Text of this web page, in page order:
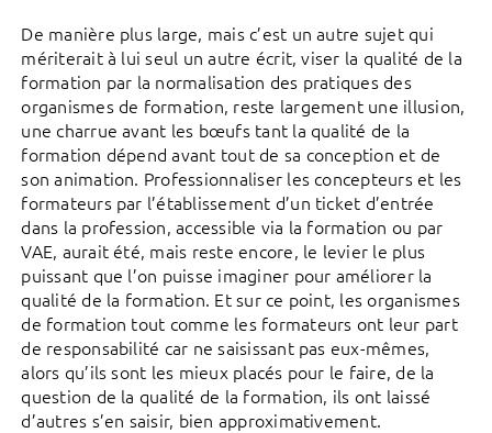
De manière plus large, mais c’est un autre sujet qui
mériterait à lui seul un autre écrit, viser la qualité de la
formation par la normalisation des pratiques des
organismes de formation, reste largement une illusion,
une charrue avant les bœufs tant la qualité de la
formation dépend avant tout de sa conception et de
son animation. Professionnaliser les concepteurs et les
formateurs par l’établissement d’un ticket d’entrée
dans la profession, accessible via la formation ou par
VAE, aurait été, mais reste encore, le levier le plus
puissant que l’on puisse imaginer pour améliorer la
qualité de la formation. Et sur ce point, les organismes
de formation tout comme les formateurs ont leur part
de responsabilité car ne saisissant pas eux-mêmes,
alors qu’ils sont les mieux placés pour le faire, de la
question de la qualité de la formation, ils ont laissé
d’autres s’en saisir, bien approximativement.